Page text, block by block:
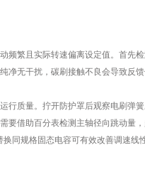
繁且实际转速偏离设定值。首先检
净无干扰，碳刷接触不良会导致反
质量。拧开防护罩后观察电刷弹
要借助百分表检测主轴径向跳动量
同规格固态电容可有效改善调速线性